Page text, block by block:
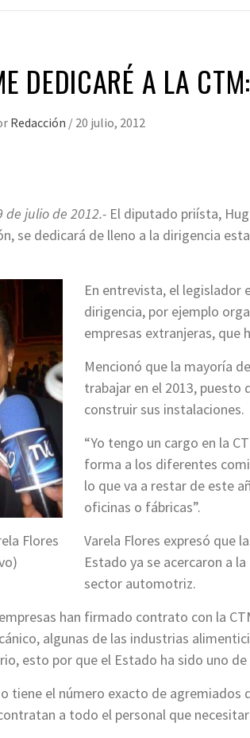
DEDICARÉ A LA
Redacción / 20 julio, 2012
de julio de 2012.- El diputado priísta,
se dedicará de lleno a la dirigencia
Flores
En entrevista, el legislador
dirigencia, por ejemplo
empresas extranjeras, que
Mencionó que la mayoría
trabajar en el 2013, puesto
construir sus instalaciones.
“Yo tengo un cargo en la
forma a los diferentes
lo que va a restar de este
oficinas o fábricas”.
Varela Flores expresó que
Estado ya se acercaron a
sector automotriz.
han firmado contrato con la
algunas de las industrias
esto por que el Estado ha sido uno
tiene el número exacto de agremiados
a todo el personal que